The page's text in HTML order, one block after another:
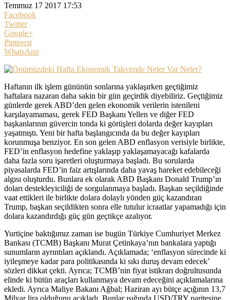
Temmuz 17 2017 17:53
Facebook
Twitter
Google+
Pinterest
WhatsApp
Haftanın ilk işlem gününün sonlarına yaklaşırken geçtiğimiz
haftalara nazaran daha sakin bir gün geçirdik diyebiliriz. Geçtiğimiz
günlerde gerek ABD’den gelen ekonomik verilerin istenileni
karşılayamaması, gerek FED Başkanı Yellen ve diğer FED
başkanlarının güvercin tonda ki görüşleri dolarda değer kayıpları
yaşatmıştı. Yeni bir hafta başlangıcında da bu değer kayıpları
korunmuşa benziyor. En son gelen ABD enflasyon verisiyle birlikte,
FED’in enflasyon hedefine yaklaşıp yaklaşamayacağı kafalarda
daha fazla soru işaretleri oluşturmaya başladı. Bu sorularda
piyasalarda FED’in faiz artışlarında daha yavaş hareket edebileceği
algısı oluşturdu. Bunlara ek olarak ABD Başkanı Donald Trump’ın
doları destekleyiciliği de sorgulanmaya başladı. Başkan seçildiğinde
vaat ettikleri ile birlikte dolara dolaylı yönden güç kazandıran
Trump, başkan seçildikten sonra elle tutulur icraatlar yapamadığı için
dolara kazandırdığı güç gün geçtikçe azalıyor.
Yurtiçine baktığımız zaman ise bugün Türkiye Cumhuriyet Merkez
Bankası (TCMB) Başkanı Murat Çetinkaya’nın bankalara yaptığı
sunumların ayrıntıları açıklandı. Açıklamada; ‘enflasyon sürecinde ki
iyileşmeye kadar para politikasında ki sıkı duruş devam edecek’
sözleri dikkat çekti. Ayrıca; TCMB’nin fiyat istikrarı doğrultusunda
elinde ki bütün araçları kullanmaya devam edeceğini açıklamalarına
ekledi. Ayrıca Maliye Bakanı Ağbal; Haziran ayı bütçe açığının 13,7
Milyar lira olduğunu açıkladı. Bunlar ışığında USD/TRY paritesine